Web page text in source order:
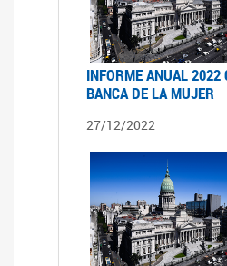
INFORME ANUAL 2022
BANCA DE LA MUJER
27/12/2022